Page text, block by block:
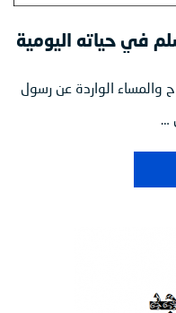
في حياته اليومية
والمساء الواردة عن رسول
…